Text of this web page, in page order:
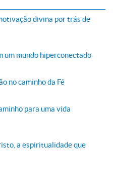
divina por trás de
um mundo hiperconectado
no caminho da Fé
para uma vida
a espiritualidade que